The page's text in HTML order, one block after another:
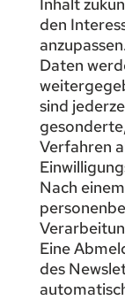
den
Daten
sind
Verfahren
Nach
Eine
des